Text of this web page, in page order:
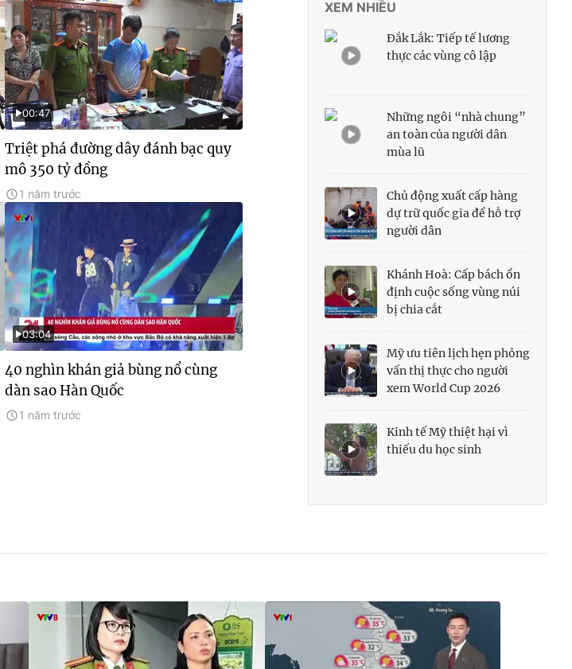
00:47
Triệt phá đường dây đánh bạc quy
mô 350 tỷ đồng
1 năm trước
03:04
40 nghìn khán giả bùng nổ cùng
dàn sao Hàn Quốc
1 năm trước
XEM NHIỀU
Đắk Lắk: Tiếp tế lương
thực các vùng cô lập
Những ngôi “nhà chung”
an toàn của người dân
mùa lũ
Chủ động xuất cấp hàng
dự trữ quốc gia để hỗ trợ
người dân
Khánh Hoà: Cấp bách ổn
định cuộc sống vùng núi
bị chia cắt
Mỹ ưu tiên lịch hẹn phỏng
vấn thị thực cho người
xem World Cup 2026
Kinh tế Mỹ thiệt hại vì
thiếu du học sinh